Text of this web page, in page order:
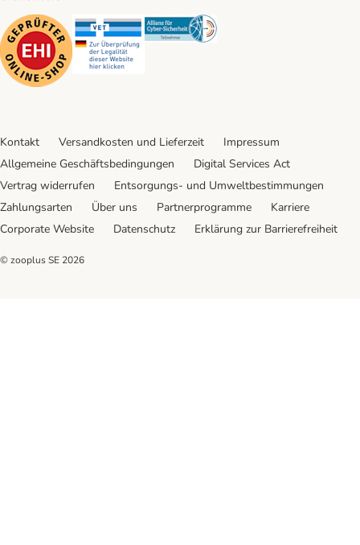
Security Security Security
Kontakt Versandkosten und Lieferzeit
Impressum
Allgemeine Geschäftsbedingungen
Digital Services Act
Vertrag widerrufen
Entsorgungs- und Umweltbestimmungen
Zahlungsarten
Über uns Partnerprogramme
Karriere
Corporate Website
Datenschutz Erklärung zur Barrierefreiheit
© zooplus SE 2026